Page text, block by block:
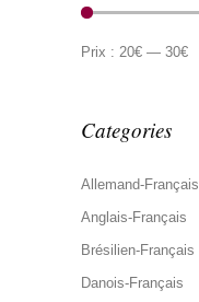
min
max
Prix : 20€ — 30€
Categories
Allemand-Français
Anglais-Français
Brésilien-Français
Danois-Français